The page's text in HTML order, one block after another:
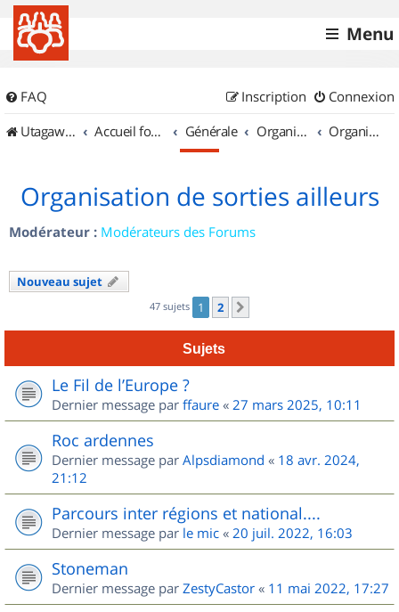
Menu
FAQ Connexion
Inscription
UtagawaVTT (Randos VTT et VTTAE avec traces GPS)
Accueil forum Générale Organisation de sorties & Recherche de partenaires Organisation de sorties ailleurs
Organisation de sorties ailleurs
Modérateur : Modérateurs des Forums
Nouveau sujet
47 sujets 1 2
Sujets
Le Fil de l’Europe ?
Dernier message par ffaure « 27 mars 2025, 10:11
Roc ardennes
Dernier message par Alpsdiamond « 18 avr. 2024,
21:12
Parcours inter régions et national....
Dernier message par le mic « 20 juil. 2022, 16:03
Stoneman
Dernier message par ZestyCastor « 11 mai 2022, 17:27